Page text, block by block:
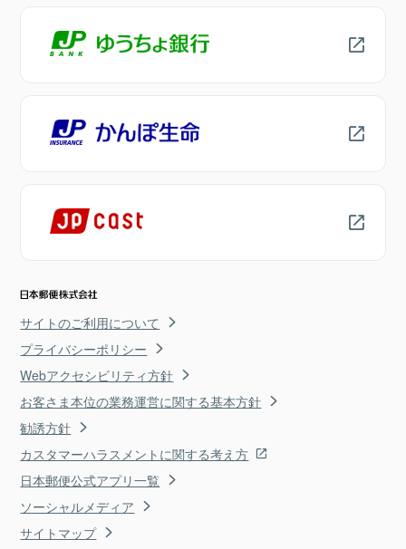
サイトのご利用について
プライバシーポリシー
Webアクセシビリティ方針
お客さま本位の業務運営に関する基本方針
勧誘方針
カスタマーハラスメントに関する考え方
日本郵便公式アプリ一覧
ソーシャルメディア
サイトマップ